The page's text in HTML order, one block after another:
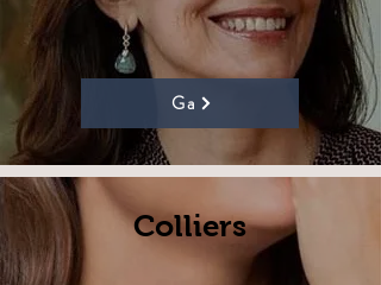
Ga
Colliers